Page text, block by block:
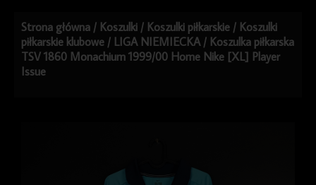
Strona główna / Koszulki / Koszulki piłkarskie / Koszulki
piłkarskie klubowe / LIGA NIEMIECKA / Koszulka piłkarska
TSV 1860 Monachium 1999/00 Home Nike [XL] Player
Issue